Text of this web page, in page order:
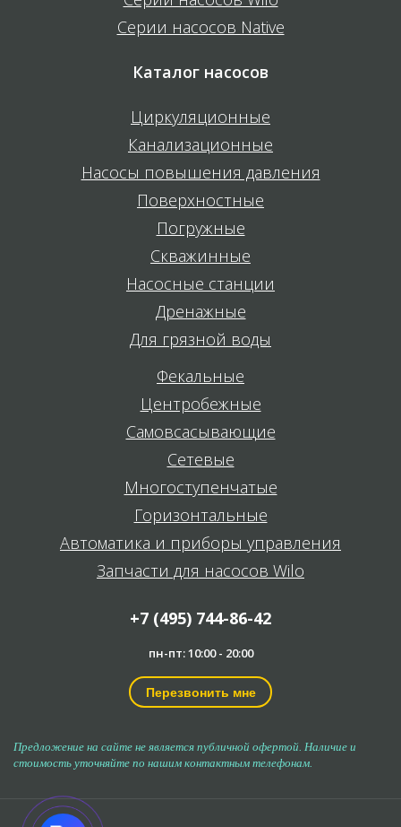
Серии насосов Native
Каталог насосов
Циркуляционные
Канализационные
Насосы повышения давления
Поверхностные
Погружные
Скважинные
Насосные станции
Дренажные
Для грязной воды
Фекальные
Центробежные
Самовсасывающие
Сетевые
Многоступенчатые
Горизонтальные
Автоматика и приборы управления
Запчасти для насосов Wilo
+7 (495) 744-86-42
пн-пт: 10:00 - 20:00
Перезвонить мне
Предложение на сайте не является публичной офертой. Наличие и
стоимость уточняйте по нашим контактным телефонам.